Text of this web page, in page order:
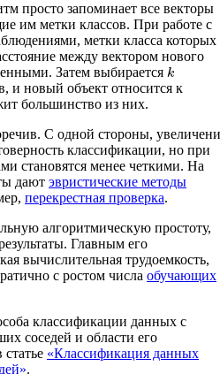
просто запоминает все векторы
им метки классов. При работе с
метки класса которых
между вектором нового
Затем выбирается k
и новый объект относится к
большинство из них.
С одной стороны,
классификации, но при
становятся менее четкими. На
дают эвристические методы
перекрестная проверка.
алгоритмическую простоту,
Главным его
вычислительная трудоемкость,
с ростом числа обучающих
классификации данных с
соседей и области его
«Классификация данных
.